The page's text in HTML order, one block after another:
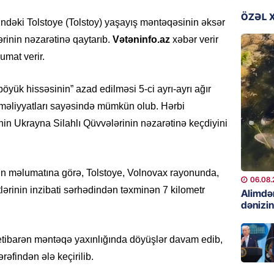
Tolstoye (Tolstoy) yaşayış məntəqəsinin əksər
nəzarətinə qaytarıb. Vətəninfo.az xəbər verir
verir.
hissəsinin” azad edilməsi 5-ci ayrı-ayrı ağır
sayəsində mümkün olub. Hərbi
Ukrayna Silahlı Qüvvələrinin nəzarətinə keçdiyini
görə, Tolstoye, Volnovax rayonunda,
inzibati sərhədindən təxminən 7 kilometr
məntəqə yaxınlığında döyüşlər davam edib,
ələ keçirilib.
GÜNDƏM
etdiyi
DOSYE
GÜNDƏM
David
bağlı
DÜNYA
Hakan
əl-
ÖZƏL